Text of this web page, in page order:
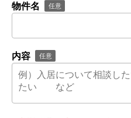
物件名 任意
内容 任意